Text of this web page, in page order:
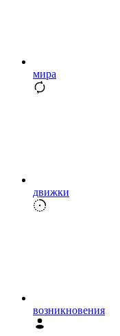
мира
движки
возникновения